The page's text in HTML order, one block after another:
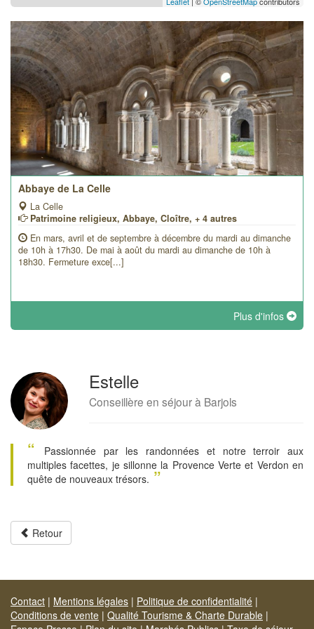
Abbaye de La Celle
La Celle
Patrimoine religieux, Abbaye, Cloître, + 4 autres
En mars, avril et de septembre à décembre du mardi au dimanche
de 10h à 17h30. De mai à août du mardi au dimanche de 10h à
18h30. Fermeture exce[...]
Plus d'infos
Estelle
Conseillère en séjour à Barjols
“
Passionnée par les randonnées et notre terroir aux
multiples facettes, je sillonne la Provence Verte et Verdon en
quête de nouveaux trésors. ”
Retour
Contact | Mentions légales | Politique de confidentialité |
Conditions de vente | Qualité Tourisme & Charte Durable |